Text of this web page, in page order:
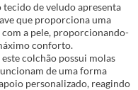
de veludo apresenta
que proporciona uma
a pele, proporcionando-
conforto.
colchão possui molas
de uma forma
personalizado, reagindo